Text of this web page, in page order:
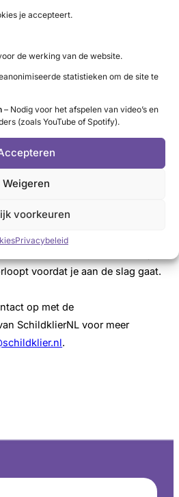
je accepteert.
de werking van de website.
statistieken om de site te
– Nodig voor het afspelen van video’s en
(zoals YouTube of Spotify).
Weigeren
voorkeuren
Privacybeleid
reis- en onkosten.
organisatie en
van trainingen en cursussen.
collega’s.
Of wil je je
kennismakingsbijeenkomst
deze bijeenkomst leer je in één
voordat je aan de slag gaat.
op met de
SchildklierNL voor meer
.